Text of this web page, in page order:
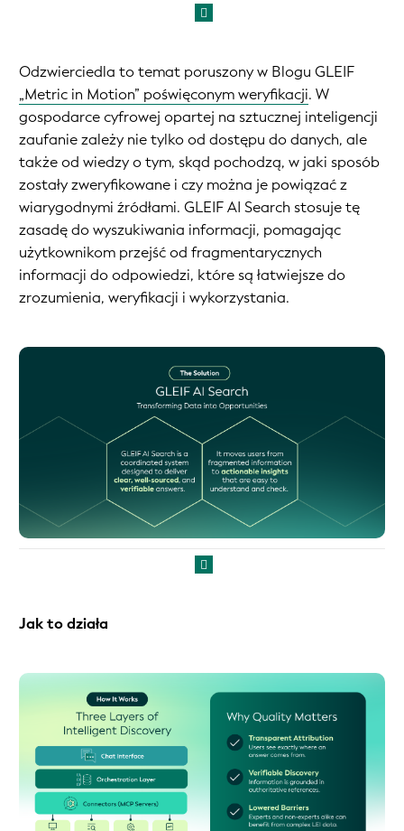
Odzwierciedla to temat poruszony w Blogu GLEIF
„Metric in Motion” poświęconym weryfikacji. W
gospodarce cyfrowej opartej na sztucznej inteligencji
zaufanie zależy nie tylko od dostępu do danych, ale
także od wiedzy o tym, skąd pochodzą, w jaki sposób
zostały zweryfikowane i czy można je powiązać z
wiarygodnymi źródłami. GLEIF AI Search stosuje tę
zasadę do wyszukiwania informacji, pomagając
użytkownikom przejść od fragmentarycznych
informacji do odpowiedzi, które są łatwiejsze do
zrozumienia, weryfikacji i wykorzystania.
Jak to działa